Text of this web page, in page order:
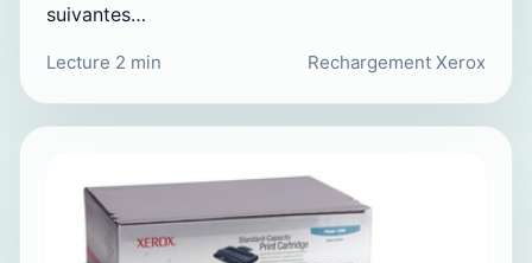
suivantes…
Lecture 2 min Rechargement Xerox